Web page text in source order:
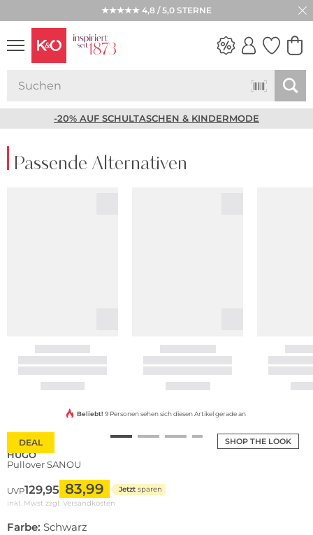
★★★★★ 4,8 / 5,0 STERNE
-20% AUF SCHULTASCHEN & KINDERMODE
Passende Alternativen
SHOP THE LOOK
DEAL
Beliebt! 9 Personen sehen sich diesen Artikel gerade an
HUGO
Pullover SANOU
UVP129,95 83,99 Jetzt sparen
inkl. Mwst zzgl. Versandkosten
Farbe: Schwarz